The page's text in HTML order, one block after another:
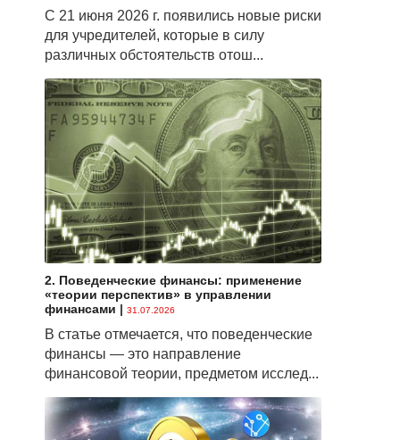
С 21 июня 2026 г. появились новые риски
для учредителей, которые в силу
различных обстоятельств отош...
2. Поведенческие финансы: применение
«теории перспектив» в управлении
финансами | 31.07.2026
В статье отмечается, что поведенческие
финансы — это направление
финансовой теории, предметом исслед...